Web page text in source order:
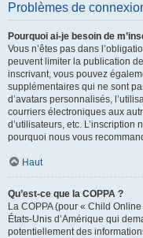
Problèmes de
Pourquoi ai-je besoin de
Vous n’êtes pas dans
peuvent limiter la publication
inscrivant, vous pouvez
supplémentaires qui ne sont
d’avatars personnalisés,
courriers électroniques aux
d’utilisateurs, etc. L’inscription
pourquoi nous vous
Haut
Qu’est-ce que la COPPA ?
La COPPA (pour « Child
États-Unis d’Amérique qui
potentiellement des